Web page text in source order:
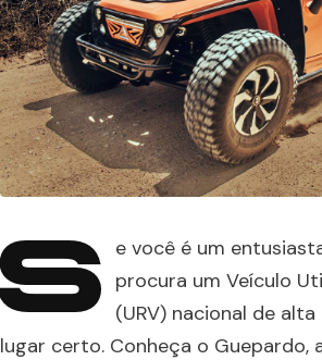
e você é um
procura um Veículo
(URV) nacional de
lugar certo. Conheça o Guepardo,